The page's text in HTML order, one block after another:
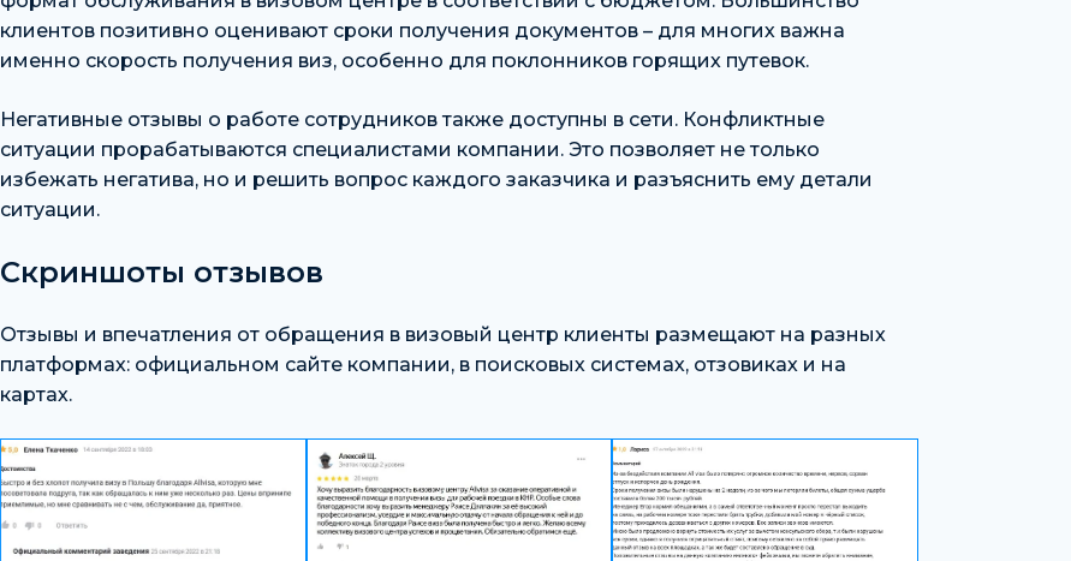
клиентов позитивно оценивают сроки получения документов – для многих важна
именно скорость получения виз, особенно для поклонников горящих путевок.
Негативные отзывы о работе сотрудников также доступны в сети. Конфликтные
ситуации прорабатываются специалистами компании. Это позволяет не только
избежать негатива, но и решить вопрос каждого заказчика и разъяснить ему детали
ситуации.
Скриншоты отзывов
Отзывы и впечатления от обращения в визовый центр клиенты размещают на разных
платформах: официальном сайте компании, в поисковых системах, отзовиках и на
картах.